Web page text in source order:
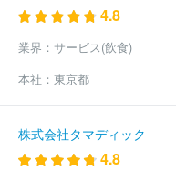
4.8
業界： サービス(飲食)
本社： 東京都
株式会社タマディック
4.8